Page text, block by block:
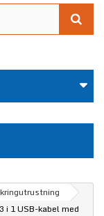
3 i 1 USB-kabel med